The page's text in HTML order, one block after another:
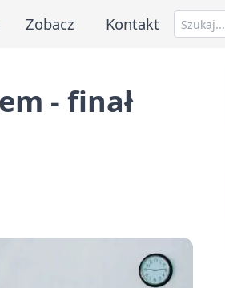
Zobacz Kontakt
- finał